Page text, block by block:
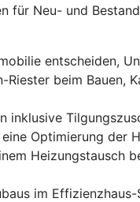
für Neu- und
entscheiden,
beim Bauen,
inklusive
Optimierung der
Heizungstausch
im